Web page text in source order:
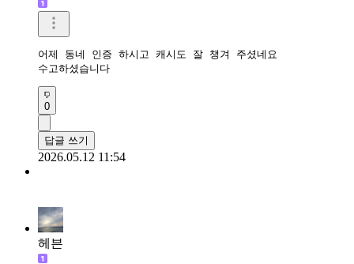
어제 동네 인증 하시고 캐시도 잘 챙겨 주셨네요
수고하셨습니다
0
답글 쓰기
2026.05.12 11:54
헤븐